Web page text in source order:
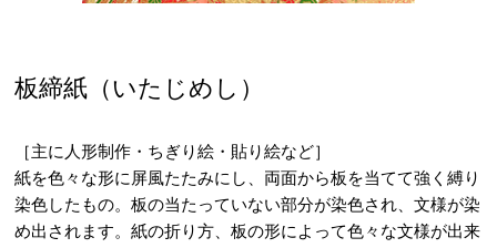
板締紙（いたじめし）
［主に人形制作・ちぎり絵・貼り絵など］
紙を色々な形に屏風たたみにし、両面から板を当てて強く縛り
染色したもの。板の当たっていない部分が染色され、文様が染
め出されます。紙の折り方、板の形によって色々な文様が出来